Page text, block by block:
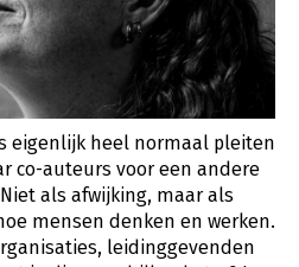
eigenlijk heel normaal pleiten
co-auteurs voor een andere
als afwijking, maar als
mensen denken en werken.
leidinggevenden